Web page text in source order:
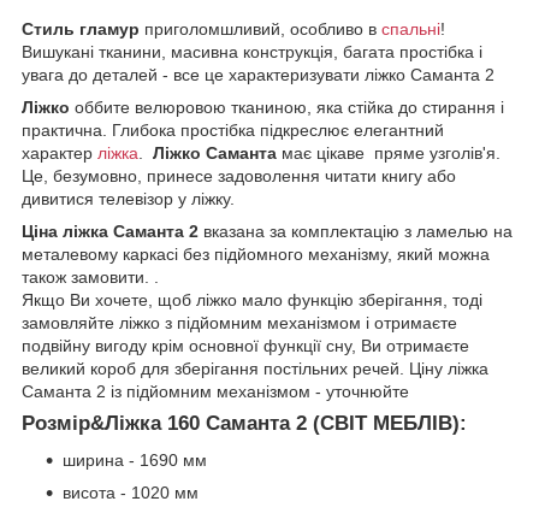
Стиль гламур приголомшливий, особливо в спальні!
Вишукані тканини, масивна конструкція, багата простібка і
увага до деталей - все це характеризувати ліжко Саманта 2
Ліжко оббите велюровою тканиною, яка стійка до стирання і
практична. Глибока простібка підкреслює елегантний
характер ліжка Ліжко Саманта має цікаве пряме узголів'я.
Це, безумовно, принесе задоволення читати книгу або
дивитися телевізор у ліжку.
Ціна ліжка Саманта 2 вказана за комплектацію з ламелью на
металевому каркасі без підйомного механізму, який можна
також замовити. .
Якщо Ви хочете, щоб ліжко мало функцію зберігання, тоді
замовляйте ліжко з підйомним механізмом і отримаєте
подвійну вигоду крім основної функції сну, Ви отримаєте
великий короб для зберігання постільних речей. Ціну ліжка
Саманта 2 із підйомним механізмом - уточнюйте
Розмір&Ліжка 160 Саманта 2 (СВІТ МЕБЛІВ):
ширина - 1690 мм
висота - 1020 мм